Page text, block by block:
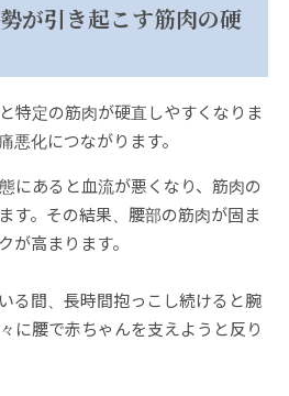
が引き起こす筋肉の硬
特定の筋肉が硬直しやすくなりま
悪化につながります。
にあると血流が悪くなり、筋肉の
す。その結果、腰部の筋肉が固ま
が高まります。
る間、長時間抱っこし続けると腕
に腰で赤ちゃんを支えようと反り